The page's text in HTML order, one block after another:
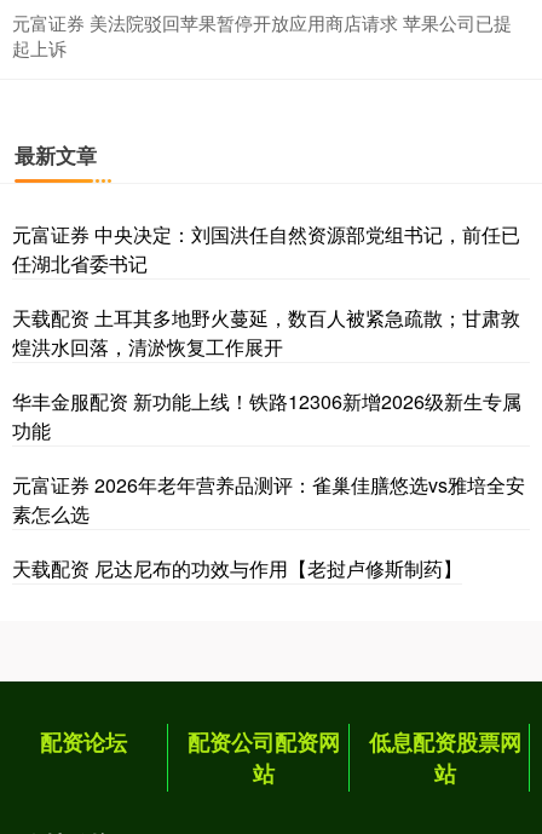
元富证券 美法院驳回苹果暂停开放应用商店请求 苹果公司已提
起上诉
最新文章
元富证券 中央决定：刘国洪任自然资源部党组书记，前任已
任湖北省委书记
天载配资 土耳其多地野火蔓延，数百人被紧急疏散；甘肃敦
煌洪水回落，清淤恢复工作展开
华丰金服配资 新功能上线！铁路12306新增2026级新生专属
功能
元富证券 2026年老年营养品测评：雀巢佳膳悠选vs雅培全安
素怎么选
天载配资 尼达尼布的功效与作用【老挝卢修斯制药】
配资论坛
配资公司配资网
站
低息配资股票网
站